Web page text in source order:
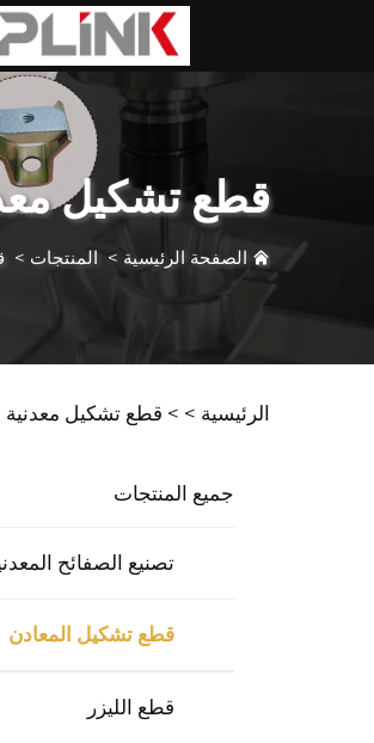
قطع تشكيل
الصفحة الرئيسية > المنتجات >
الرئيسية > > قطع تشكيل معدنية
جميع المنتجات
تصنيع الصفائح
قطع تشكيل المعادن
قطع الليزر